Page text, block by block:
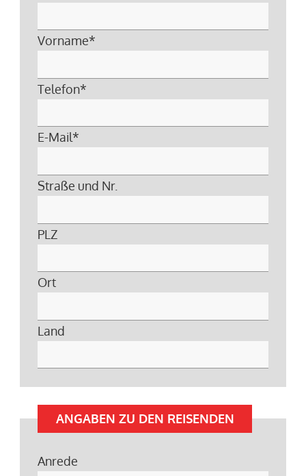
Vorname*
Telefon*
E-Mail*
Straße und Nr.
PLZ
Ort
Land
ANGABEN ZU DEN REISENDEN
Anrede